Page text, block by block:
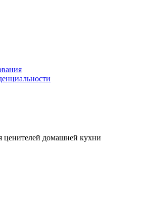
ценителей домашней кухни